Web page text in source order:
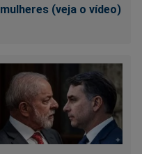
mulheres (veja o vídeo)